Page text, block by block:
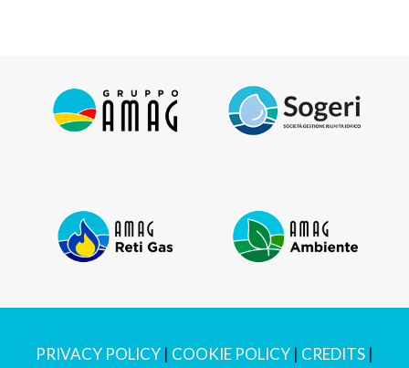
PRIVACY POLICY | COOKIE POLICY | CREDITS |